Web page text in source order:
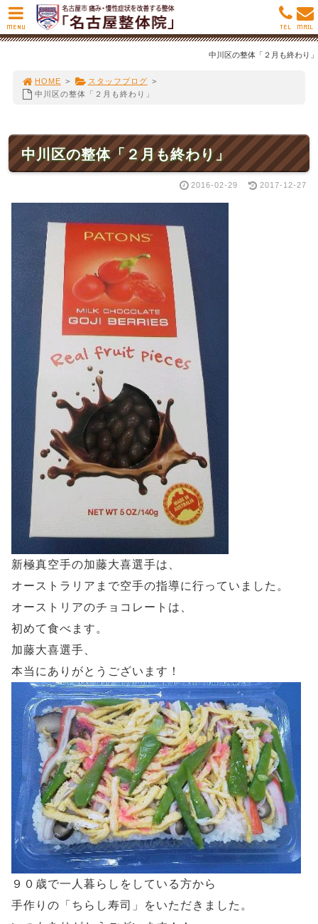
中川区の整体「２月も終わり」
HOME > スタッフブログ >
中川区の整体「２月も終わり」
中川区の整体「２月も終わり」
2016-02-29 2017-12-27
新極真空手の加藤大喜選手は、
オーストラリアまで空手の指導に行っていました。
オーストリアのチョコレートは、
初めて食べます。
加藤大喜選手、
本当にありがとうございます！
９０歳で一人暮らしをしている方から
手作りの「ちらし寿司」をいただきました。
MENU MAIL
TEL